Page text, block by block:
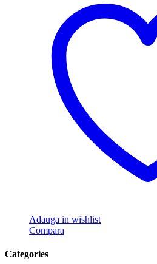
Adauga in wishlist
Compara
Categories